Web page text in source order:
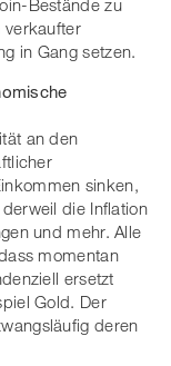
Bestände zu
verkaufter
in Gang setzen.
an den
sinken,
die Inflation
und mehr. Alle
momentan
ersetzt
Gold. Der
deren